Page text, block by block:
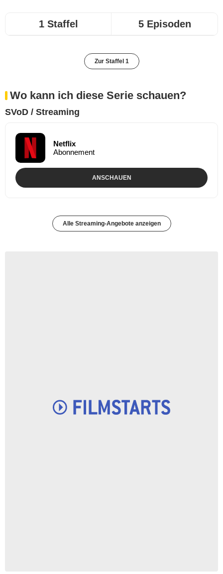
1 Staffel 5 Episoden
Zur Staffel 1
Wo kann ich diese Serie schauen?
SVoD / Streaming
Netflix
Abonnement
ANSCHAUEN
Alle Streaming-Angebote anzeigen